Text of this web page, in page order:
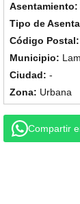
-
Urbana
Compartir